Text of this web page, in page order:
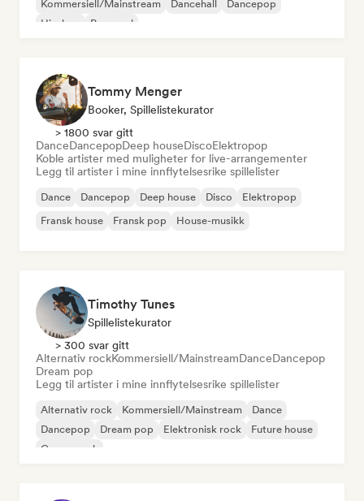
Kommersiell/Mainstream
Dancehall
Dancepop
Hip-hop
Pop-soul
Tommy Menger
Booker, Spillelistekurator
> 1800 svar gitt
DanceDancepopDeep houseDiscoElektropop
Koble artister med muligheter for live-arrangementer
Legg til artister i mine innflytelsesrike spillelister
Dance Dancepop Deep house Disco
Elektropop
Fransk house
Fransk pop House-musikk
Timothy Tunes
Spillelistekurator
> 300 svar gitt
Alternativ rockKommersiell/MainstreamDanceDancepop
Dream pop
Legg til artister i mine innflytelsesrike spillelister
Alternativ rock Kommersiell/Mainstream
Dance
Dancepop
Dream pop Elektronisk rock
Future house
Garagerock